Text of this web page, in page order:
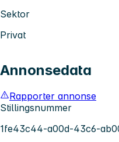
Sektor
Privat
Annonsedata
Rapporter annonse
Stillingsnummer
1fe43c44-a00d-43c6-